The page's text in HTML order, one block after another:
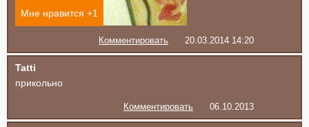
Мне нравится +1
Комментировать 20.03.2014 14:20
Tatti
прикольно
Комментировать 06.10.2013